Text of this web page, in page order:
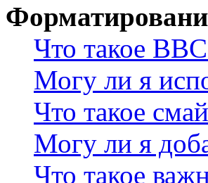
Что такое
Могу ли я
Что такое
Могу ли я
Что такое